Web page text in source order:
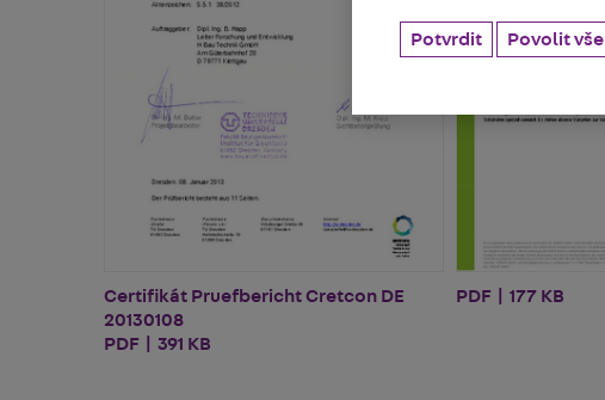
Potvrdit Povolit vše
Certifikát Pruefbericht Cretcon DE
20130108
PDF | 391 KB
PDF | 177 KB